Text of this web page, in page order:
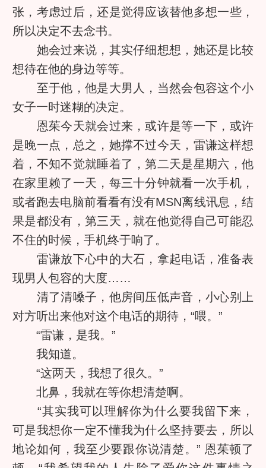
张，考虑过后，还是觉得应该替他多想一些，
所以决定不去念书。
她会过来说，其实仔细想想，她还是比较
想待在他的身边等等。
至于他，他是大男人，当然会包容这个小
女子一时迷糊的决定。
恩茱今天就会过来，或许是等一下，或许
是晚一点，总之，她撑不过今天，雷谦这样想
着，不知不觉就睡着了，第二天是星期六，他
在家里赖了一天，每三十分钟就看一次手机，
或者跑去电脑前看看有没有MSN离线讯息，结
果是都没有，第三天，就在他觉得自己可能忍
不住的时候，手机终于响了。
雷谦放下心中的大石，拿起电话，准备表
现男人包容的大度……
清了清嗓子，他房间压低声音，小心别上
对方听出来他对这个电话的期待，“喂。”
“雷谦，是我。”
我知道。
“这两天，我想了很久。”
北鼻，我就在等你想清楚啊。
“其实我可以理解你为什么要我留下来，
可是我想你一定不懂我为什么坚持要去，所以
地论如何，我至少要跟你说清楚。” 恩茱顿了